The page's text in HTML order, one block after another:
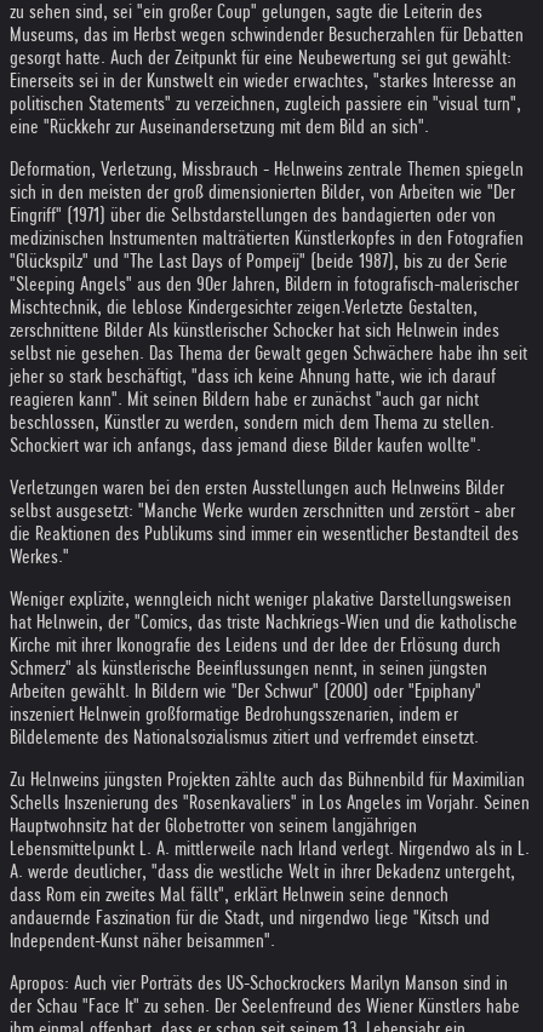
zu sehen sind, sei "ein großer Coup" gelungen, sagte die Leiterin des
Museums, das im Herbst wegen schwindender Besucherzahlen für Debatten
gesorgt hatte. Auch der Zeitpunkt für eine Neubewertung sei gut gewählt:
Einerseits sei in der Kunstwelt ein wieder erwachtes, "starkes Interesse an
politischen Statements" zu verzeichnen, zugleich passiere ein "visual turn",
eine "Rückkehr zur Auseinandersetzung mit dem Bild an sich".
Deformation, Verletzung, Missbrauch - Helnweins zentrale Themen spiegeln
sich in den meisten der groß dimensionierten Bilder, von Arbeiten wie "Der
Eingriff" (1971) über die Selbstdarstellungen des bandagierten oder von
medizinischen Instrumenten malträtierten Künstlerkopfes in den Fotografien
"Glückspilz" und "The Last Days of Pompeij" (beide 1987), bis zu der Serie
"Sleeping Angels" aus den 90er Jahren, Bildern in fotografisch-malerischer
Mischtechnik, die leblose Kindergesichter zeigen.Verletzte Gestalten,
zerschnittene Bilder Als künstlerischer Schocker hat sich Helnwein indes
selbst nie gesehen. Das Thema der Gewalt gegen Schwächere habe ihn seit
jeher so stark beschäftigt, "dass ich keine Ahnung hatte, wie ich darauf
reagieren kann". Mit seinen Bildern habe er zunächst "auch gar nicht
beschlossen, Künstler zu werden, sondern mich dem Thema zu stellen.
Schockiert war ich anfangs, dass jemand diese Bilder kaufen wollte".
Verletzungen waren bei den ersten Ausstellungen auch Helnweins Bilder
selbst ausgesetzt: "Manche Werke wurden zerschnitten und zerstört - aber
die Reaktionen des Publikums sind immer ein wesentlicher Bestandteil des
Werkes."
Weniger explizite, wenngleich nicht weniger plakative Darstellungsweisen
hat Helnwein, der "Comics, das triste Nachkriegs-Wien und die katholische
Kirche mit ihrer Ikonografie des Leidens und der Idee der Erlösung durch
Schmerz" als künstlerische Beeinflussungen nennt, in seinen jüngsten
Arbeiten gewählt. In Bildern wie "Der Schwur" (2000) oder "Epiphany"
inszeniert Helnwein großformatige Bedrohungsszenarien, indem er
Bildelemente des Nationalsozialismus zitiert und verfremdet einsetzt.
Zu Helnweins jüngsten Projekten zählte auch das Bühnenbild für Maximilian
Schells Inszenierung des "Rosenkavaliers" in Los Angeles im Vorjahr. Seinen
Hauptwohnsitz hat der Globetrotter von seinem langjährigen
Lebensmittelpunkt L. A. mittlerweile nach Irland verlegt. Nirgendwo als in L.
A. werde deutlicher, "dass die westliche Welt in ihrer Dekadenz untergeht,
dass Rom ein zweites Mal fällt", erklärt Helnwein seine dennoch
andauernde Faszination für die Stadt, und nirgendwo liege "Kitsch und
Independent-Kunst näher beisammen".
Apropos: Auch vier Porträts des US-Schockrockers Marilyn Manson sind in
der Schau "Face It" zu sehen. Der Seelenfreund des Wiener Künstlers habe